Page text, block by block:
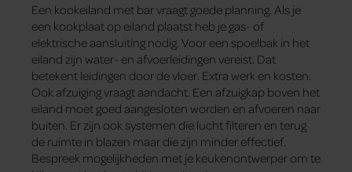
Een kookeiland met bar vraagt goede planning. Als je
een kookplaat op eiland plaatst heb je gas- of
elektrische aansluiting nodig. Voor een spoelbak in het
eiland zijn water- en afvoerleidingen vereist. Dat
betekent leidingen door de vloer. Extra werk en kosten.
Ook afzuiging vraagt aandacht. Een afzuigkap boven het
eiland moet goed aangesloten worden en afvoeren naar
buiten. Er zijn ook systemen die lucht filteren en terug
de ruimte in blazen maar die zijn minder effectief.
Bespreek mogelijkheden met je keukenontwerper om te